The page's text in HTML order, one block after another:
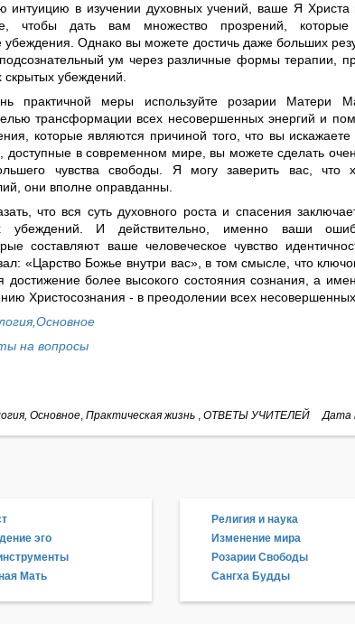
интуицию в изучении духовных учений, ваше Я Христа
чтобы дать вам множество прозрений, которые
Однако вы можете достичь даже больших
ум через различные формы терапии,
скрытых убеждений.
практичной меры используйте розарии Матери
трансформации всех несовершенных энергий и
которые являются причиной того, что вы искажаете
доступные в современном мире, вы можете сделать
чувства свободы. Я могу заверить вас, что
они вполне оправданны.
что вся суть духовного роста и спасения
убеждений. И действительно, именно ваши
составляют ваше человеческое чувство
«Царство Божье внутри вас», в том смысле, что
достижение более высокого состояния сознания, а
Христосознания - в преодолении всех
на вопросы
Дата
Основное, Практическая жизнь , ОТВЕТЫ УЧИТЕЛЕЙ
эго
Мать
Религия и наука
Изменение мира
Розарии Свободы
Сангха Будды